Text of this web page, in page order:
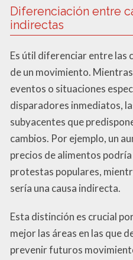
Diferenciación entre
indirectas
Es útil diferenciar entre las
de un movimiento.
eventos o situaciones
disparadores inmediatos,
subyacentes que
cambios. Por ejemplo, un
precios de alimentos
protestas populares,
sería una causa indirecta.
Esta distinción es crucial
mejor las áreas en las que
prevenir futuros